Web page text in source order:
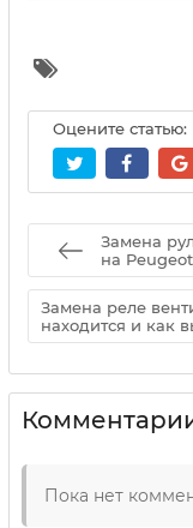
Оцените статью:
Замена
на
Замена реле
находится и как
Пока нет